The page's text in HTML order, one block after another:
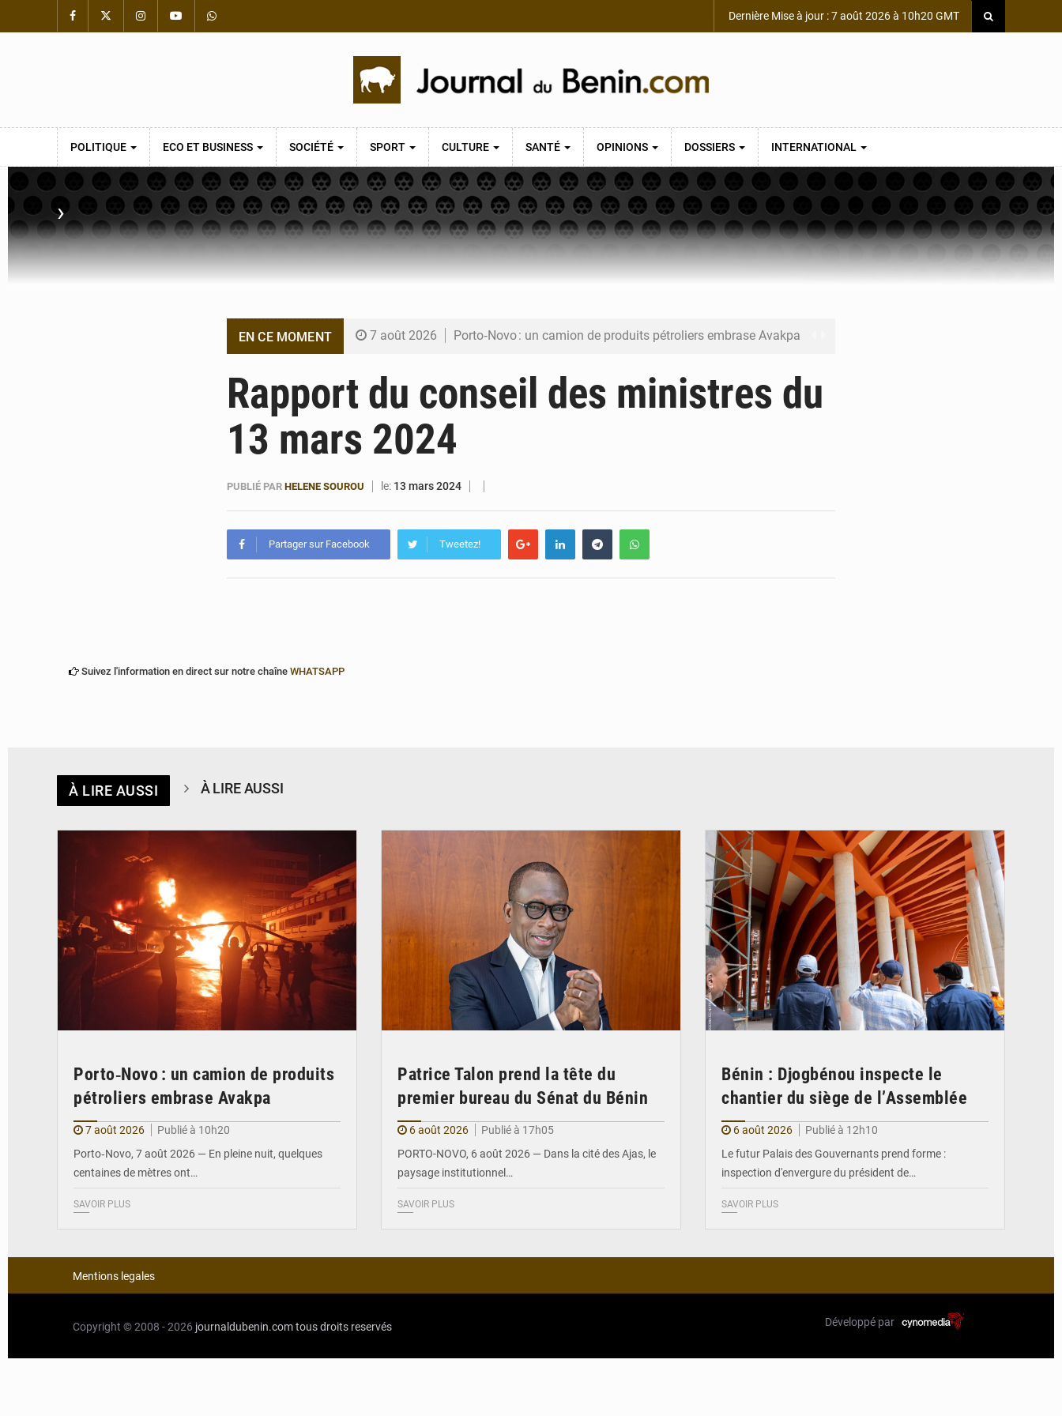
Dernière Mise à jour : 7 août 2026 à 10h20 GMT
POLITIQUE ECO ET BUSINESS SOCIÉTÉ SPORT CULTURE SANTÉ OPINIONS DOSSIERS INTERNATIONAL
›
EN CE MOMENT 7 août 2026 Porto‑Novo : un camion de produits pétroliers embrase Avakpa
6 août 2026 Bénin : Djogbénou inspecte le chantier du siège de l’Assemblée
6 août 2026 Bénin et Canada scellent un partenariat inédit
Rapport du conseil des ministres du
13 mars 2024
PUBLIÉ PAR HELENE SOUROU le: 13 mars 2024
Partager sur Facebook Tweetez!
Suivez l'information en direct sur notre chaîne WHATSAPP
À LIRE AUSSI À LIRE AUSSI
Porto‑Novo : un camion de produits
pétroliers embrase Avakpa
7 août 2026
Publié à 10h20
Porto‑Novo, 7 août 2026 — En pleine nuit, quelques
centaines de mètres ont…
SAVOIR PLUS
Patrice Talon prend la tête du
premier bureau du Sénat du Bénin
6 août 2026
Publié à 17h05
PORTO-NOVO, 6 août 2026 — Dans la cité des Ajas, le
paysage institutionnel…
SAVOIR PLUS
Bénin : Djogbénou inspecte le
chantier du siège de l’Assemblée
6 août 2026
Publié à 12h10
Le futur Palais des Gouvernants prend forme :
inspection d'envergure du président de…
SAVOIR PLUS
Mentions legales
Copyright © 2008 - 2026 journaldubenin.comtous droits reservés Développé par